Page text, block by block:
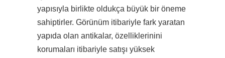
yapısıyla birlikte oldukça büyük bir öneme
sahiptirler. Görünüm itibariyle fark yaratan
yapıda olan antikalar, özelliklerinini
korumaları itibariyle satışı yüksek